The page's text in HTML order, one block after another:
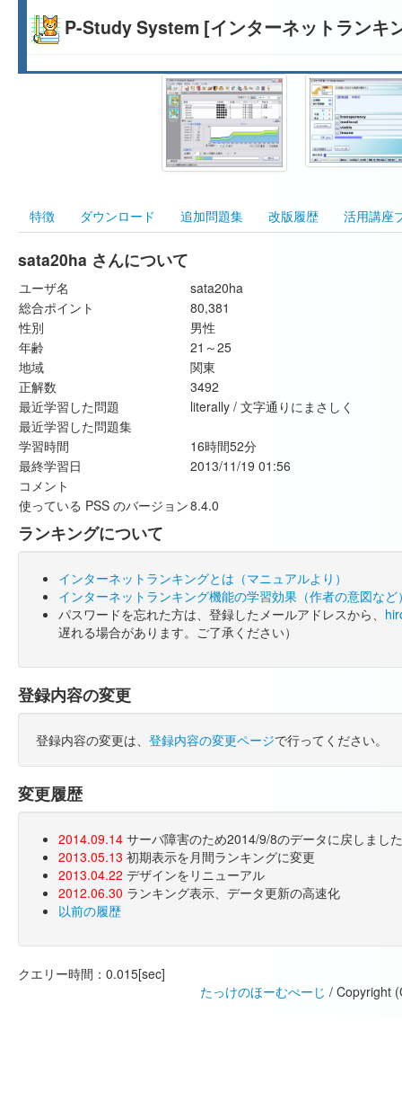
P-Study System [インターネットランキ
特徴 ダウンロード 追加問題集 改版履歴 活用講座
sata20ha さんについて
ユーザ名
sata20ha
総合ポイント
80,381
性別
男性
年齢
21～25
地域
関東
正解数
3492
最近学習した問題
literally / 文字通りにまさしく
最近学習した問題集
学習時間
16時間52分
最終学習日
2013/11/19 01:56
コメント
使っている PSS のバージョン8.4.0
ランキングについて
インターネットランキングとは（マニュアルより）
インターネットランキング機能の学習効果（作者の意図など
パスワードを忘れた方は、登録したメールアドレスから、
遅れる場合があります。ご了承ください）
登録内容の変更
登録内容の変更は、 登録内容の変更ページで行ってください。
変更履歴
2014.09.14 サーバ障害のため2014/9/8のデータに戻しまし
2013.05.13 初期表示を月間ランキングに変更
2013.04.22 デザインをリニューアル
2012.06.30 ランキング表示、データ更新の高速化
以前の履歴
クエリー時間：0.015[sec]
たっけのほーむぺーじ / Copyright